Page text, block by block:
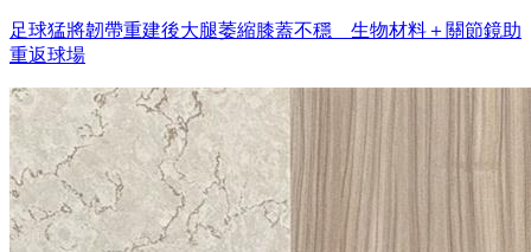
足球猛將韌帶重建後大腿萎縮膝蓋不穩 生物材料＋關節鏡助
重返球場